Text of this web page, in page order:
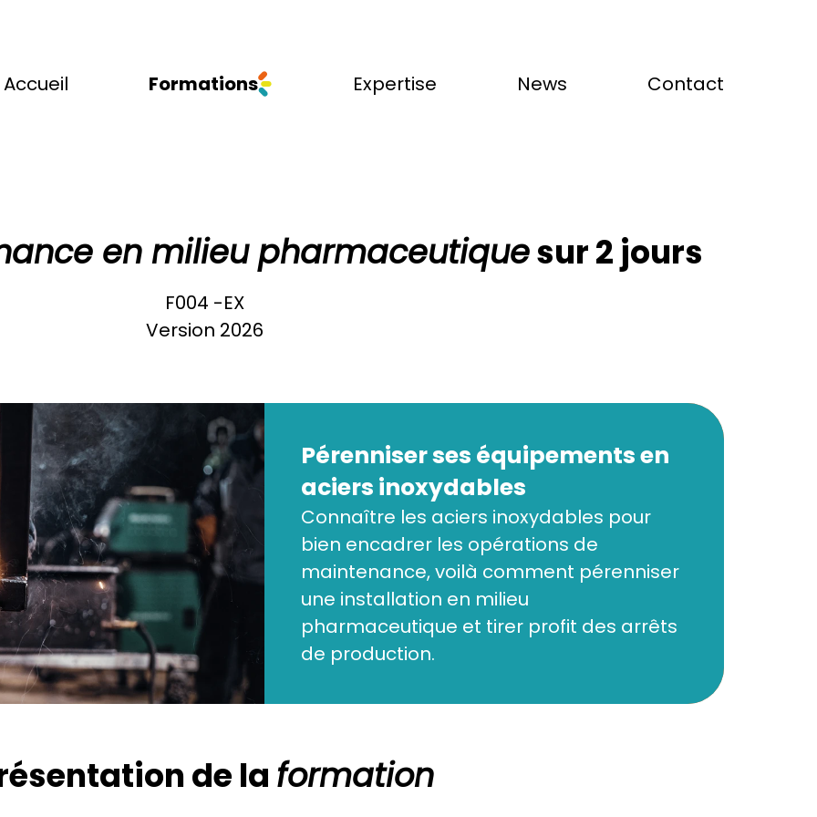
Accueil Formations Expertise News Contact
en milieu pharmaceutique sur 2 jours
F004 -EX
Version 2026
Pérenniser ses équipements en
aciers inoxydables
Connaître les aciers inoxydables pour
bien encadrer les opérations de
maintenance, voilà comment pérenniser
une installation en milieu
pharmaceutique et tirer profit des arrêts
de production.
de la formation